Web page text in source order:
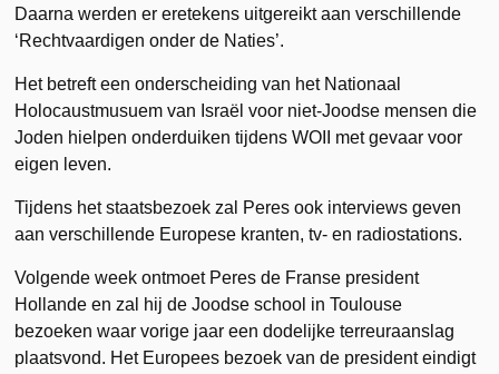
Daarna werden er eretekens uitgereikt aan verschillende
‘Rechtvaardigen onder de Naties’.
Het betreft een onderscheiding van het Nationaal
Holocaustmusuem van Israël voor niet-Joodse mensen die
Joden hielpen onderduiken tijdens WOII met gevaar voor
eigen leven.
Tijdens het staatsbezoek zal Peres ook interviews geven
aan verschillende Europese kranten, tv- en radiostations.
Volgende week ontmoet Peres de Franse president
Hollande en zal hij de Joodse school in Toulouse
bezoeken waar vorige jaar een dodelijke terreuraanslag
plaatsvond. Het Europees bezoek van de president eindigt